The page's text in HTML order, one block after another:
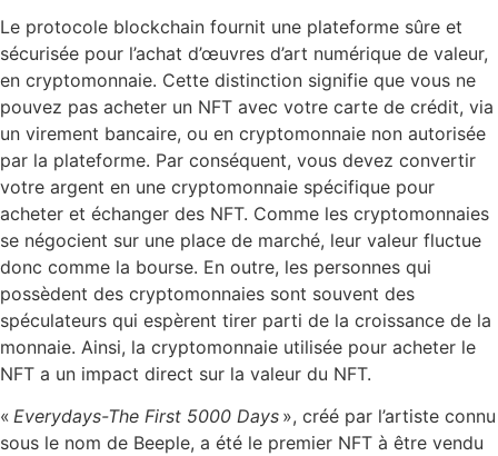
Le protocole blockchain fournit une plateforme sûre et
sécurisée pour l’achat d’œuvres d’art numérique de valeur,
en cryptomonnaie. Cette distinction signifie que vous ne
pouvez pas acheter un NFT avec votre carte de crédit, via
un virement bancaire, ou en cryptomonnaie non autorisée
par la plateforme. Par conséquent, vous devez convertir
votre argent en une cryptomonnaie spécifique pour
acheter et échanger des NFT. Comme les cryptomonnaies
se négocient sur une place de marché, leur valeur fluctue
donc comme la bourse. En outre, les personnes qui
possèdent des cryptomonnaies sont souvent des
spéculateurs qui espèrent tirer parti de la croissance de la
monnaie. Ainsi, la cryptomonnaie utilisée pour acheter le
NFT a un impact direct sur la valeur du NFT.
« Everydays-The First 5000 Days », créé par l’artiste connu
sous le nom de Beeple, a été le premier NFT à être vendu